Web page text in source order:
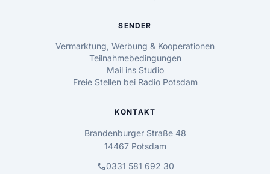
SENDER
Vermarktung, Werbung & Kooperationen
Teilnahmebedingungen
Mail ins Studio
Freie Stellen bei Radio Potsdam
KONTAKT
Brandenburger Straße 48
14467 Potsdam
call0331 581 692 30